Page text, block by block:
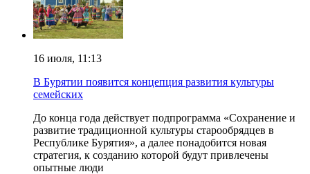
16 июля, 11:13
В Бурятии появится концепция развития культуры
семейских
До конца года действует подпрограмма «Сохранение и
развитие традиционной культуры старообрядцев в
Республике Бурятия», а далее понадобится новая
стратегия, к созданию которой будут привлечены
опытные люди